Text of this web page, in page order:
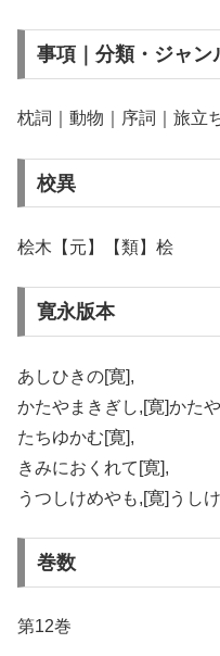
事項｜分類・ジャン
枕詞｜動物｜序詞｜旅立
校異
桧木【元】【類】桧
寛永版本
あしひきの[寛],
かたやまきぎし,[寛]かた
たちゆかむ[寛],
きみにおくれて[寛],
うつしけめやも,[寛]うし
巻数
第12巻